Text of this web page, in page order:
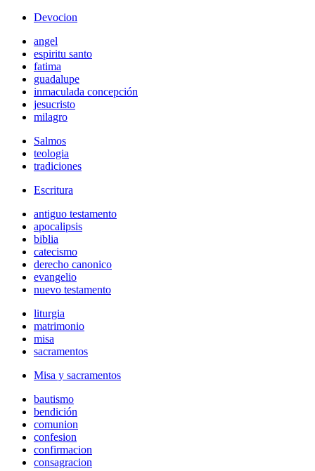
Devocion
angel
espiritu santo
fatima
guadalupe
inmaculada concepción
jesucristo
milagro
Salmos
teologia
tradiciones
Escritura
antiguo testamento
apocalipsis
biblia
catecismo
derecho canonico
evangelio
nuevo testamento
liturgia
matrimonio
misa
sacramentos
Misa y sacramentos
bautismo
bendición
comunion
confesion
confirmacion
consagracion